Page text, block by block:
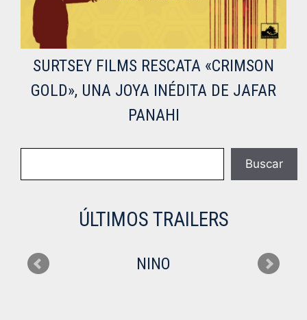
SURTSEY FILMS RESCATA «CRIMSON
GOLD», UNA JOYA INÉDITA DE JAFAR
PANAHI
Buscar
ÚLTIMOS TRAILERS
NINO